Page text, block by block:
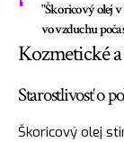
"Škoricový olej v
vo vzduchu
Kozmetické
Starostlivosť o
Škoricový olej